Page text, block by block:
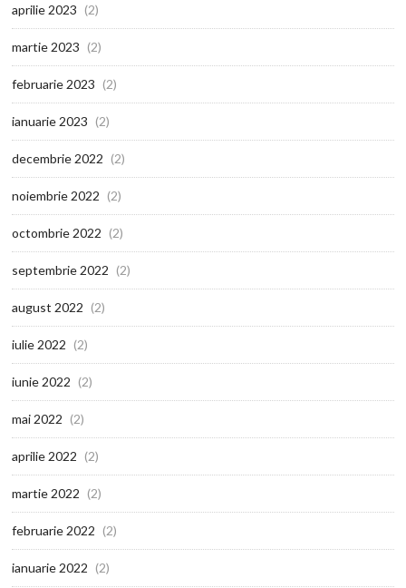
aprilie 2023 (2)
martie 2023 (2)
februarie 2023 (2)
ianuarie 2023 (2)
decembrie 2022 (2)
noiembrie 2022 (2)
octombrie 2022 (2)
septembrie 2022 (2)
august 2022 (2)
iulie 2022 (2)
iunie 2022 (2)
mai 2022 (2)
aprilie 2022 (2)
martie 2022 (2)
februarie 2022 (2)
ianuarie 2022 (2)